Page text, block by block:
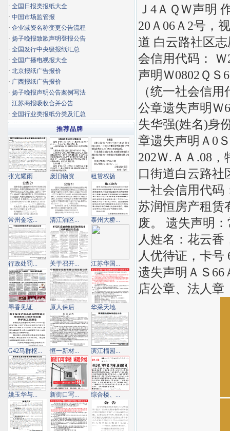
Ｊ4ＡＱＷ声明
20Ａ06Ａ2号，
道 白云路社区
会信用代码：
声明Ｗ0802Ｑ
（统一社会信
公章遗失声明Ｗ
失华强(姓名)身
章遗失声明Ａ0
202Ｗ.ＡＡ.08
口街道白云路社
一社会信用代码
苏润恒房产租赁
废。 遗失声明
人姓名：花云
人优待证，卡号
遗失声明ＡＳ66
店公章、法人章
· 全国日报类报纸大全
· 中国市场监管报
· 企业减资名称变更公告流程
· 扬子晚报致歉声明登报公告
· 全国发行中央级报纸汇总
· 全国广播电视报大全
· 北京报纸广告报价
· 广西报纸广告报价
· 扬子晚报声明公告案例写法
· 江苏商报吸收合并公告
· 全国行业类报纸分类及汇总
推荐品牌
张光耀雨... 废旧物资... 租赁权扬...
常州金坛... 清江浦区... 泰州大桥...
行政处罚... 关于召开... 江苏华国...
墨香见证... 原人保后... 华采天地...
G42马群枢... 恒一新材... 滨江榴园...
姚玉华与... 新街口写... 综合楼、...